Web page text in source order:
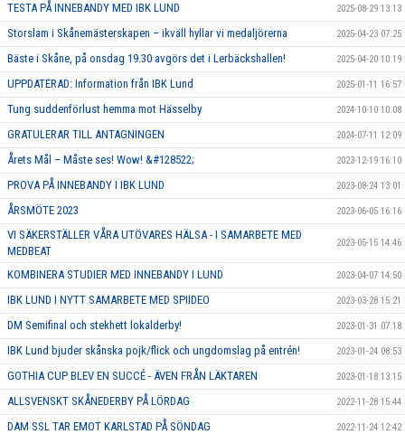
TESTA PÅ INNEBANDY MED IBK LUND 2025-08-29 13:13
Storslam i Skånemästerskapen – ikväll hyllar vi medaljörerna 2025-04-23 07:25
Bäste i Skåne, på onsdag 19.30 avgörs det i Lerbäckshallen! 2025-04-20 10:19
UPPDATERAD: Information från IBK Lund 2025-01-11 16:57
Tung suddenförlust hemma mot Hässelby 2024-10-10 10:08
GRATULERAR TILL ANTAGNINGEN 2024-07-11 12:09
Årets Mål – Måste ses! Wow! &#128522; 2023-12-19 16:10
PROVA PÅ INNEBANDY I IBK LUND 2023-08-24 13:01
ÅRSMÖTE 2023 2023-06-05 16:16
VI SÄKERSTÄLLER VÅRA UTÖVARES HÄLSA - I SAMARBETE MED
MEDBEAT
2023-05-15 14:46
KOMBINERA STUDIER MED INNEBANDY I LUND 2023-04-07 14:50
IBK LUND I NYTT SAMARBETE MED SPIIDEO 2023-03-28 15:21
DM Semifinal och stekhett lokalderby! 2023-01-31 07:18
IBK Lund bjuder skånska pojk/flick och ungdomslag på entrén! 2023-01-24 08:53
GOTHIA CUP BLEV EN SUCCÉ - ÄVEN FRÅN LÄKTAREN 2023-01-18 13:15
ALLSVENSKT SKÅNEDERBY PÅ LÖRDAG 2022-11-28 15:44
DAM SSL TAR EMOT KARLSTAD PÅ SÖNDAG 2022-11-24 12:42